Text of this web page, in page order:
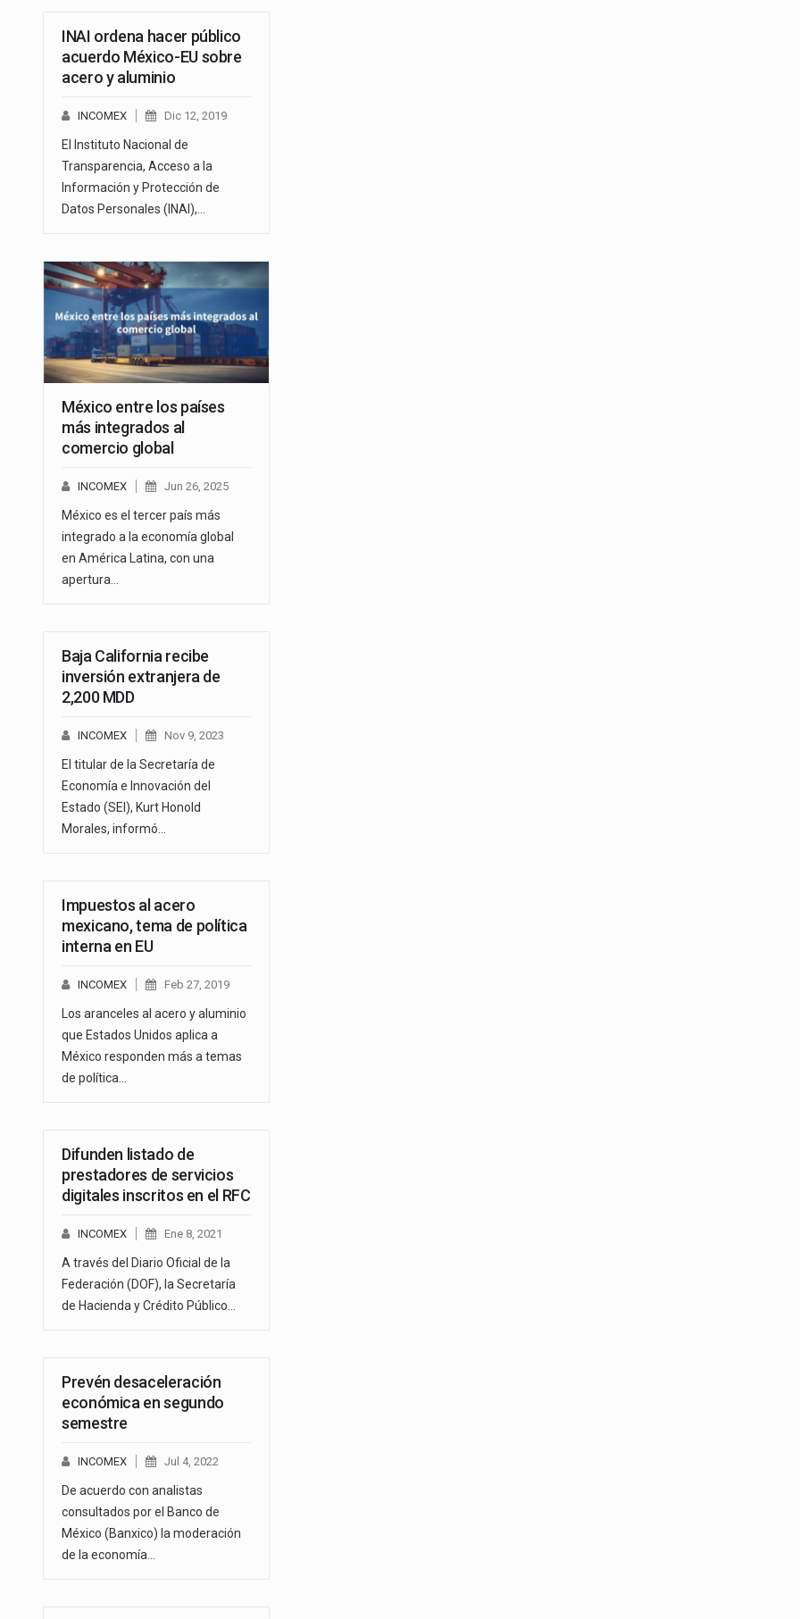
INAI ordena hacer público
acuerdo México-EU sobre
acero y aluminio
INCOMEX Dic 12, 2019
El Instituto Nacional de
Transparencia, Acceso a la
Información y Protección de
Datos Personales (INAI),…
México entre los países
más integrados al
comercio global
INCOMEX Jun 26, 2025
México es el tercer país más
integrado a la economía global
en América Latina, con una
apertura…
Baja California recibe
inversión extranjera de
2,200 MDD
INCOMEX Nov 9, 2023
El titular de la Secretaría de
Economía e Innovación del
Estado (SEI), Kurt Honold
Morales, informó…
Impuestos al acero
mexicano, tema de política
interna en EU
INCOMEX Feb 27, 2019
Los aranceles al acero y aluminio
que Estados Unidos aplica a
México responden más a temas
de política…
Difunden listado de
prestadores de servicios
digitales inscritos en el RFC
INCOMEX Ene 8, 2021
A través del Diario Oficial de la
Federación (DOF), la Secretaría
de Hacienda y Crédito Público…
Prevén desaceleración
económica en segundo
semestre
INCOMEX Jul 4, 2022
De acuerdo con analistas
consultados por el Banco de
México (Banxico) la moderación
de la economía…